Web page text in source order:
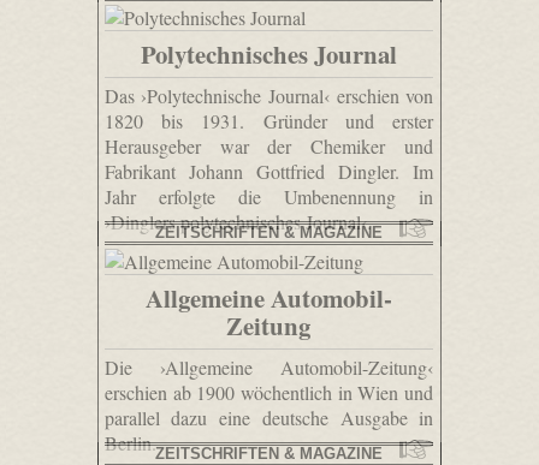
Polytechnisches Journal
Das ›Polytechnische Journal‹ erschien von
1820 bis 1931. Gründer und erster
Herausgeber war der Chemiker und
Fabrikant Johann Gottfried Dingler. Im
Jahr erfolgte die Umbenennung in
›Dinglers polytechnisches Journal‹.
ZEITSCHRIFTEN & MAGAZINE
Allgemeine Automobil-
Zeitung
Die ›Allgemeine Automobil-Zeitung‹
erschien ab 1900 wöchentlich in Wien und
parallel dazu eine deutsche Ausgabe in
Berlin.ZEITSCHRIFTEN & MAGAZINE